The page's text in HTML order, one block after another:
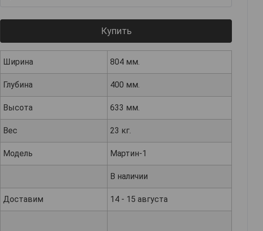
Купить
Ширина 804 мм.
Глубина 400 мм.
Высота 633 мм.
Вес 23 кг.
Модель Мартин-1
В наличии
Доставим 14 - 15 августа